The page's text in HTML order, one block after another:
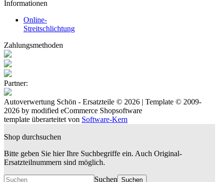
Informationen
Online-
Streitschlichtung
Zahlungsmethoden
Partner:
Autoverwertung Schön - Ersatzteile © 2026 | Template © 2009-
2026 by modified eCommerce Shopsoftware
template überarteitet von Software-Kern
Shop durchsuchen
Bitte geben Sie hier Ihre Suchbegriffe ein. Auch Original-
Ersatzteilnummern sind möglich.
Suchen Suchen